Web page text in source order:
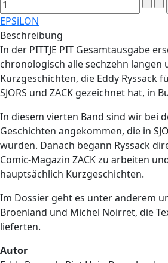
EPSiLON
Beschreibung
In der PITTJE PIT Gesamtausgabe
chronologisch alle sechzehn langen
Kurzgeschichten, die Eddy Ryssack
SJORS und ZACK gezeichnet hat, in
In diesem vierten Band sind wir bei
Geschichten angekommen, die in
wurden. Danach begann Ryssack
Comic-Magazin ZACK zu arbeiten
hauptsächlich Kurzgeschichten.
Im Dossier geht es unter anderem
Broenland und Michel Noirret, die
lieferten.
Autor